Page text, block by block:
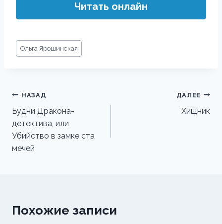
Читать онлайн
Метки
записи:
Ольга Ярошинская
Навигация
по
записям
НАЗАД
Будни Дракона-
детектива, или
Убийство в замке ста
мечей
ДАЛЕЕ
Хищник
Похожие записи